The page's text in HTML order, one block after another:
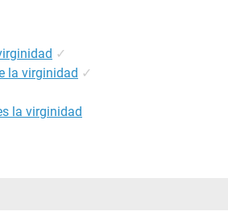
✓
la virginidad ✓
la virginidad